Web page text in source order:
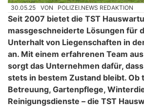
30.05.25 VON POLIZEI.NEWS REDAKTION
Seit 2007 bietet die TST
massgeschneiderte Lösungen für
Unterhalt von Liegenschaften in
an. Mit einem erfahrenen Team
sorgt das Unternehmen dafür,
stets in bestem Zustand bleibt. Ob
Betreuung, Gartenpflege,
Reinigungsdienste – die TST